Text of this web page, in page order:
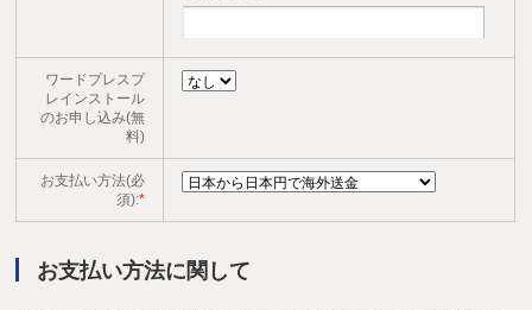
ワードプレスプ
レインストール
のお申し込み(無
料)
お支払い方法(必
須):*
お支払い方法に関して